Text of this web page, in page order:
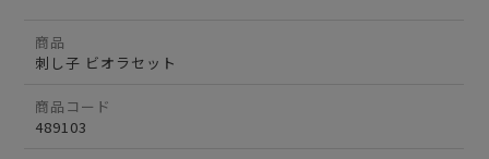
商品
刺し子 ビオラセット
商品コード
489103